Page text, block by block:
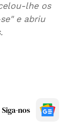
lhe os
e abriu
Siga-nos